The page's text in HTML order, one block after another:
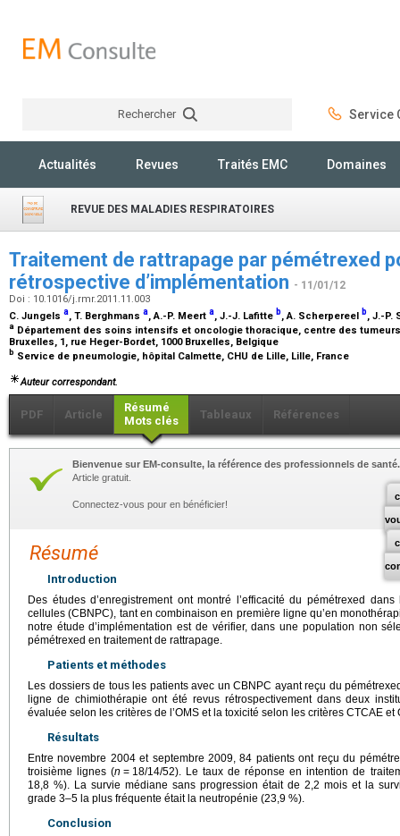
Rechercher Service
Actualités Revues Traités EMC Domaines
REVUE DES MALADIES RESPIRATOIRES
Traitement de rattrapage par pémétrexed
rétrospective d’implémentation - 11/01/12
Doi : 10.1016/j.rmr.2011.11.003
C. Jungels a, T. Berghmans a, A.-P. Meert a, J.-J. Lafitte b, A. Scherpereel b, J.-P.
a Département des soins intensifs et oncologie thoracique, centre des
Bruxelles, 1, rue Heger-Bordet, 1000 Bruxelles, Belgique
b Service de pneumologie, hôpital Calmette, CHU de Lille, Lille, France
Auteur correspondant.
PDF Article
Résumé
Mots clés
Tableaux Références
Bienvenue sur EM-consulte, la référence des professionnels de santé.
Article gratuit.
Connectez-vous pour en bénéficier!
Résumé
Introduction
Des études d’enregistrement ont montré l’efficacité du pémétrexed
cellules (CBNPC), tant en combinaison en première ligne qu’en
notre étude d’implémentation est de vérifier, dans une population non
pémétrexed en traitement de rattrapage.
Patients et méthodes
Les dossiers de tous les patients avec un CBNPC ayant reçu du
ligne de chimiothérapie ont été revus rétrospectivement dans deux
évaluée selon les critères de l’OMS et la toxicité selon les critères CTCAE et
Résultats
Entre novembre 2004 et septembre 2009, 84 patients ont reçu du
troisième lignes (n = 18/14/52). Le taux de réponse en intention de
18,8 %). La survie médiane sans progression était de 2,2 mois et la
grade 3–5 la plus fréquente était la neutropénie (23,9 %).
Conclusion